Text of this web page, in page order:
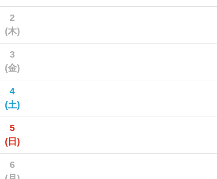
2
(木)
3
(金)
4
(土)
5
(日)
6